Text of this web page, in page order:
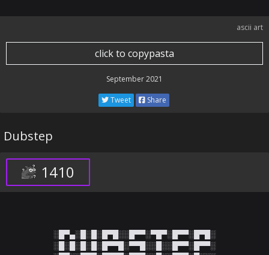
ascii art
click to copypasta
September 2021
Tweet Share
Dubstep
1410
░█▀▄░█░█░█▀█░░█▀▀░▀█▀░█▀▀░█▀█░
░█░█░█░█░█▀▀█░▀▀█░░█░░█▀▀░█▀▀░